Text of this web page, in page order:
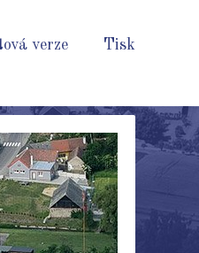
Tisk
verze